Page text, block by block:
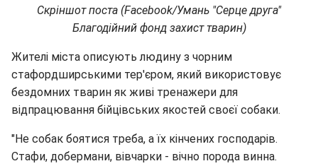
Скріншот поста (Facebook/Умань "Серце друга"
Благодійний фонд захист тварин)
Жителі міста описують людину з чорним
стафордширськими тер'єром, який використовує
бездомних тварин як живі тренажери для
відпрацювання бійцівських якостей своєї собаки.
"Не собак боятися треба, а їх кінчених господарів.
Стафи, добермани, вівчарки - вічно порода винна.